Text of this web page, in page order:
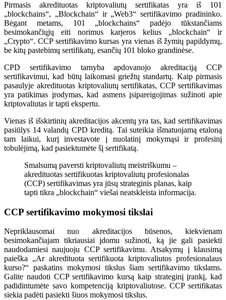
Pirmasis akredituotas kriptovaliutų sertifikatas yra iš 101
„blockchains“, „Blockchain“ ir „Web3“ sertifikavimo pradininko.
Bėgant metams, 101 „blockchains“ padėjo tūkstančiams
besimokančiųjų eiti norimus karjeros kelius „blockchain“ ir
„Crypto“. CCP sertifikavimo kursas yra vienas iš žymių papildymų,
be kitų pastebimų sertifikatų, esančių 101 bloko grandinėse.
CPD sertifikavimo tarnyba apdovanojo akreditaciją CCP
sertifikavimui, kad būtų laikomasi griežtų standartų. Kaip pirmasis
pasaulyje akredituotas kriptovaliutų sertifikatas, CCP sertifikavimas
yra patikimas įrodymas, kad asmens įsipareigojimas sužinoti apie
kriptovaliutas ir tapti ekspertu.
Vienas iš išskirtinių akreditacijos akcentų yra tas, kad sertifikavimas
pasiūlys 14 valandų CPD kreditą. Tai suteikia išmatuojamą etaloną
tam laikui, kurį investavote į nuolatinį mokymąsi ir profesinį
tobulėjimą, kad pasiektumėte šį sertifikatą.
Smalsumą paversti kriptovaliutų meistriškumu –
akredituotas sertifikuotas kriptovaliutų profesionalas
(CCP) sertifikavimas yra jūsų strateginis planas, kaip
tapti tikra „blockchain“ viešai neatskleista informacija.
CCP sertifikavimo mokymosi tikslai
Nepriklausomai nuo akreditacijos būsenos, kiekvienam
besimokančiajam tikriausiai įdomu sužinoti, ką jie gali pasiekti
naudodamiesi naujuoju CCP sertifikavimu. Atsakymų į klausimą
paieška „Ar akredituota sertifikuota kriptovaliutos profesionalaus
kurso?“ paskatins mokymosi tikslus šiam sertifikavimo tikslams.
Galite naudoti CCP sertifikavimo kursą kaip strateginį įrankį, kad
padidintumėte savo kompetenciją kriptovaliutose. CCP sertifikatas
siekia padėti pasiekti šiuos mokymosi tikslus.